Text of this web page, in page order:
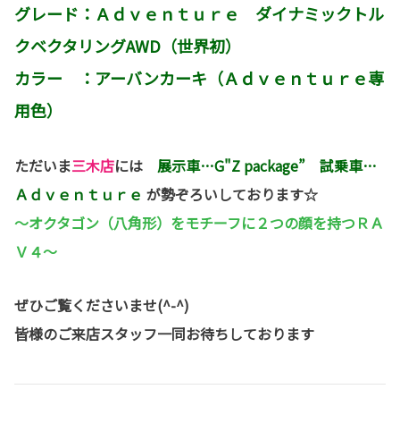
グレード：Ａｄｖｅｎｔｕｒｅ ダイナミックトル
クベクタリングAWD（世界初）
カラー ：アーバンカーキ（Ａｄｖｅｎｔｕｒｅ専
用色）
ただいま三木店には 展示車…G"Z package”
試乗車…
Ａｄｖｅｎｔｕｒｅ が勢ぞろいしております☆
～オクタゴン（八角形）をモチーフに２つの顔を持つＲＡ
Ｖ４～
ぜひご覧くださいませ(^-^)
皆様のご来店スタッフ一同お待ちしております